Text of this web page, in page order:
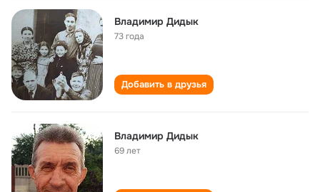
Владимир Дидык
73 года
Добавить в друзья
Владимир Дидык
69 лет